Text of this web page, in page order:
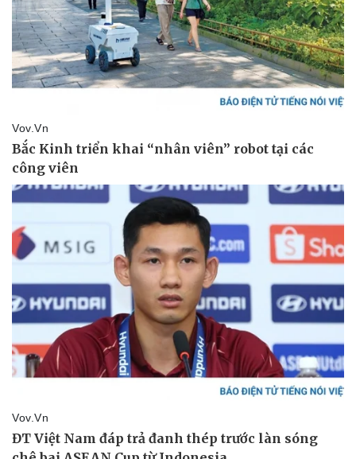
Pháp luật
Vụ án
Quân sự - Quốc phòng
Vũ khí
Việt Nam